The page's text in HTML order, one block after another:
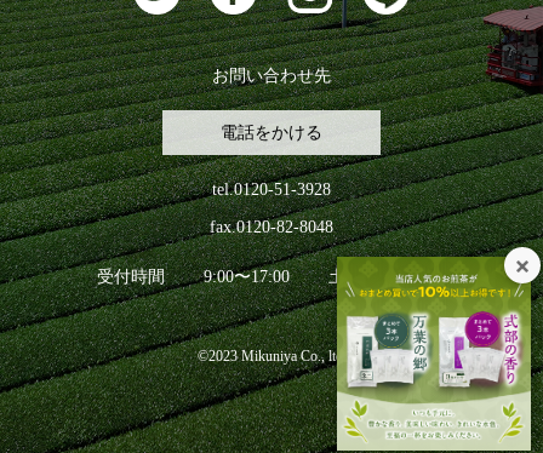
お問い合わせ先
電話をかける
tel.0120-51-3928
fax.0120-82-8048
受付時間 9:00〜17:00 土日祝日を除く
©2023 Mikuniya Co., ltd.